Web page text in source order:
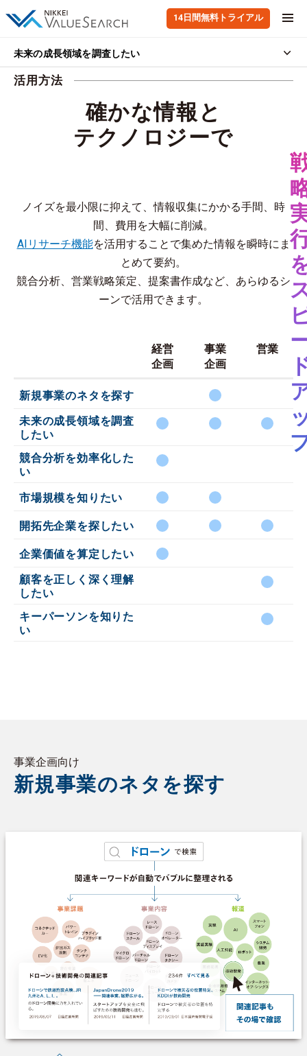
14日間無料トライアル
未来の成長領域を調査したい
活用方法
確かな情報と
テクノロジーで
ノイズを最小限に抑えて、情報収集にかかる手間、時
間、費用を大幅に削減。
AIリサーチ機能を活用することで集めた情報を瞬時にま
とめて要約。
競合分析、営業戦略策定、提案書作成など、あらゆるシ
ーンで活用できます。
経営
企画
事業
企画
営業
新規事業のネタを探す
未来の成長領域を調査
したい
競合分析を効率化した
い
市場規模を知りたい
開拓先企業を探したい
企業価値を算定したい
顧客を正しく深く理解
したい
キーパーソンを知りた
い
事業企画向け
新規事業のネタを探す